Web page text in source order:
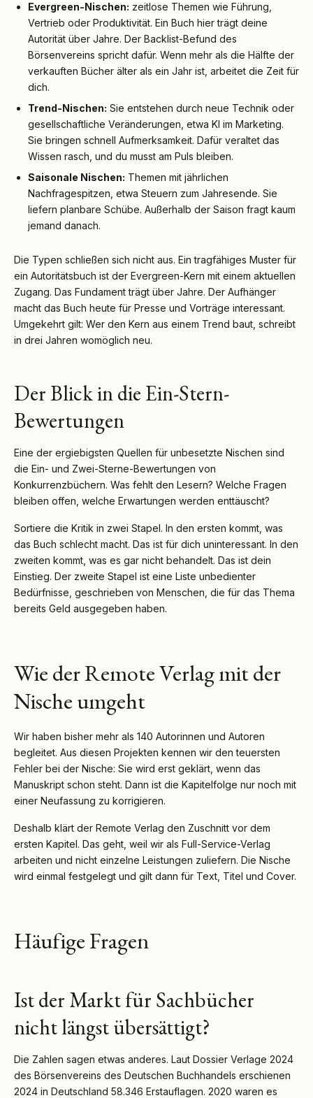
Evergreen-Nischen: zeitlose Themen wie Führung,
Vertrieb oder Produktivität. Ein Buch hier trägt deine
Autorität über Jahre. Der Backlist-Befund des
Börsenvereins spricht dafür. Wenn mehr als die Hälfte der
verkauften Bücher älter als ein Jahr ist, arbeitet die Zeit für
dich.
Trend-Nischen: Sie entstehen durch neue Technik oder
gesellschaftliche Veränderungen, etwa KI im Marketing.
Sie bringen schnell Aufmerksamkeit. Dafür veraltet das
Wissen rasch, und du musst am Puls bleiben.
Saisonale Nischen: Themen mit jährlichen
Nachfragespitzen, etwa Steuern zum Jahresende. Sie
liefern planbare Schübe. Außerhalb der Saison fragt kaum
jemand danach.
Die Typen schließen sich nicht aus. Ein tragfähiges Muster für
ein Autoritätsbuch ist der Evergreen-Kern mit einem aktuellen
Zugang. Das Fundament trägt über Jahre. Der Aufhänger
macht das Buch heute für Presse und Vorträge interessant.
Umgekehrt gilt: Wer den Kern aus einem Trend baut, schreibt
in drei Jahren womöglich neu.
Der Blick in die Ein-Stern-
Bewertungen
Eine der ergiebigsten Quellen für unbesetzte Nischen sind
die Ein- und Zwei-Sterne-Bewertungen von
Konkurrenzbüchern. Was fehlt den Lesern? Welche Fragen
bleiben offen, welche Erwartungen werden enttäuscht?
Sortiere die Kritik in zwei Stapel. In den ersten kommt, was
das Buch schlecht macht. Das ist für dich uninteressant. In den
zweiten kommt, was es gar nicht behandelt. Das ist dein
Einstieg. Der zweite Stapel ist eine Liste unbedienter
Bedürfnisse, geschrieben von Menschen, die für das Thema
bereits Geld ausgegeben haben.
Wie der Remote Verlag mit der
Nische umgeht
Wir haben bisher mehr als 140 Autorinnen und Autoren
begleitet. Aus diesen Projekten kennen wir den teuersten
Fehler bei der Nische: Sie wird erst geklärt, wenn das
Manuskript schon steht. Dann ist die Kapitelfolge nur noch mit
einer Neufassung zu korrigieren.
Deshalb klärt der Remote Verlag den Zuschnitt vor dem
ersten Kapitel. Das geht, weil wir als Full-Service-Verlag
arbeiten und nicht einzelne Leistungen zuliefern. Die Nische
wird einmal festgelegt und gilt dann für Text, Titel und Cover.
Häufige Fragen
Ist der Markt für Sachbücher
nicht längst übersättigt?
Die Zahlen sagen etwas anderes. Laut Dossier Verlage 2024
des Börsenvereins des Deutschen Buchhandels erschienen
2024 in Deutschland 58.346 Erstauflagen. 2020 waren es